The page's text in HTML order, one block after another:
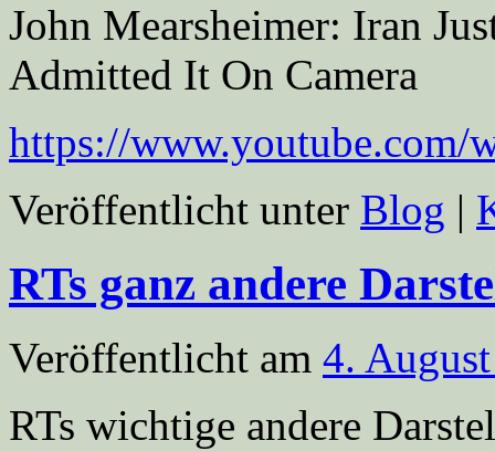
John Mearsheimer: Iran
Admitted It On Camera
https://
Veröffentlicht unter Blog |
RTs ganz andere
Veröffentlicht am 4.
RTs wichtige andere